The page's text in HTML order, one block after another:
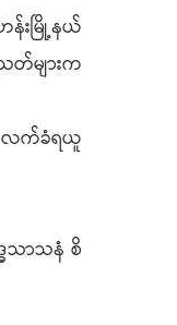
းမြို့နယ်
များက
လက်ခံရယူ
သာသနံ စိ